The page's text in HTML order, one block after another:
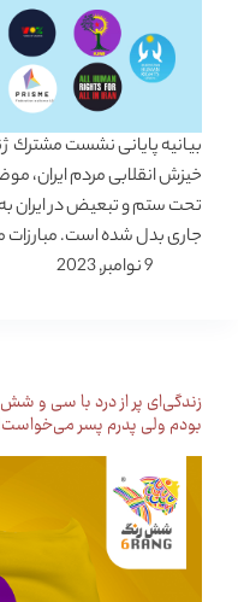
خیزش انقلابی مردم ایران،
تحت ستم و تبعیض در ایران
جاری بدل شده است. مبارزات
9 نوامبر, 2023
زندگی‌ای پر از درد با سی و
بودم ولی پدرم پسر